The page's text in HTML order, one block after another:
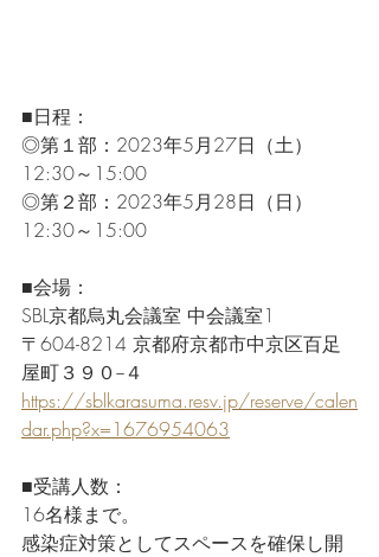
■日程：
◎第１部：2023年5月27日（土）
12:30～15:00
◎第２部：2023年5月28日（日）
12:30～15:00
■会場：
SBL京都烏丸会議室 中会議室1
〒604-8214 京都府京都市中京区百足
屋町３９０−４
https://sblkarasuma.resv.jp/reserve/calen
dar.php?x=1676954063
■受講人数：
16名様まで。
感染症対策としてスペースを確保し開